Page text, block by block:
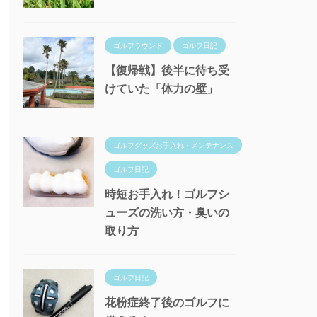
ゴルフラウンド ゴルフ日記
【復帰戦】後半に待ち受
けていた「体力の壁」
ゴルフグッズお手入れ・メンテナンス
ゴルフ日記
時短お手入れ！ゴルフシ
ューズの洗い方・臭いの
取り方
ゴルフ日記
花粉症終了後のゴルフに